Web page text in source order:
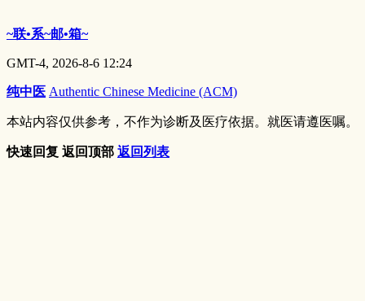
~联•系~邮•箱~
GMT-4, 2026-8-6 12:24
纯中医 Authentic Chinese Medicine (ACM)
本站内容仅供参考，不作为诊断及医疗依据。就医请遵医嘱。
快速回复 返回顶部 返回列表